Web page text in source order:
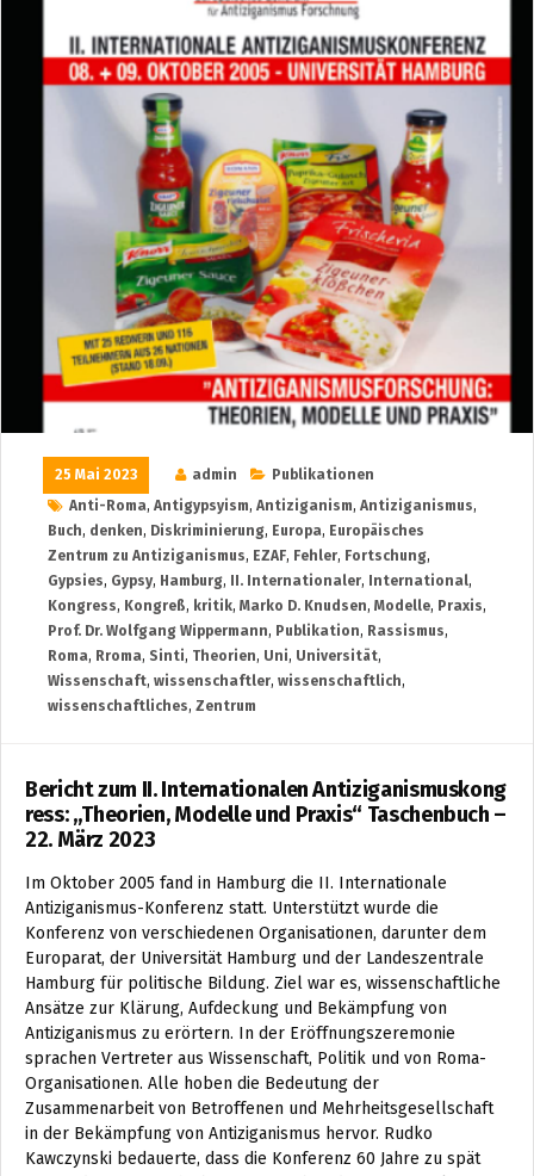
25 Mai 2023 admin
Publikationen
Anti-Roma, Antigypsyism, Antiziganism, Antiziganismus,
Buch, denken, Diskriminierung, Europa, Europäisches
Zentrum zu Antiziganismus, EZAF, Fehler, Fortschung,
Gypsies, Gypsy, Hamburg, II. Internationaler, International,
Kongress, Kongreß, kritik, Marko D. Knudsen, Modelle, Praxis,
Prof. Dr. Wolfgang Wippermann, Publikation, Rassismus,
Roma, Rroma, Sinti, Theorien, Uni, Universität,
Wissenschaft, wissenschaftler, wissenschaftlich,
wissenschaftliches, Zentrum
Bericht zum II. Internationalen Antiziganismuskong
ress: „Theorien, Modelle und Praxis“ Taschenbuch –
22. März 2023
Im Oktober 2005 fand in Hamburg die II. Internationale
Antiziganismus-Konferenz statt. Unterstützt wurde die
Konferenz von verschiedenen Organisationen, darunter dem
Europarat, der Universität Hamburg und der Landeszentrale
Hamburg für politische Bildung. Ziel war es, wissenschaftliche
Ansätze zur Klärung, Aufdeckung und Bekämpfung von
Antiziganismus zu erörtern. In der Eröffnungszeremonie
sprachen Vertreter aus Wissenschaft, Politik und von Roma-
Organisationen. Alle hoben die Bedeutung der
Zusammenarbeit von Betroffenen und Mehrheitsgesellschaft
in der Bekämpfung von Antiziganismus hervor. Rudko
Kawczynski bedauerte, dass die Konferenz 60 Jahre zu spät